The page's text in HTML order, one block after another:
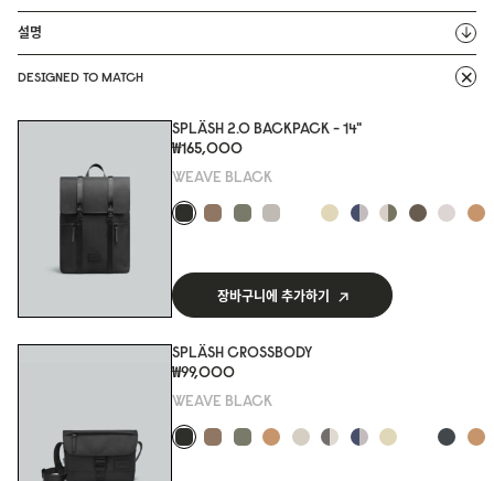
설명
DESIGNED TO MATCH
SPLÄSH 2.0 BACKPACK - 14"
₩165,000
WEAVE BLACK
장바구니에 추가하기
SPLÄSH CROSSBODY
₩99,000
WEAVE BLACK